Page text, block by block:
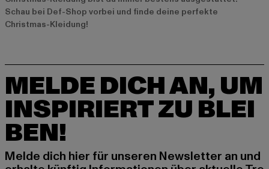
Schau bei Def-Shop vorbei und finde deine perfekte
Christmas-Kleidung!
MELDE DICH AN, UM
INSPIRIERT ZU BLEI
BEN!
Melde dich hier für unseren Newsletter an und